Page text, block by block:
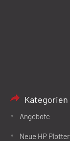
Kategorien
Angebote
Neue HP Plotter